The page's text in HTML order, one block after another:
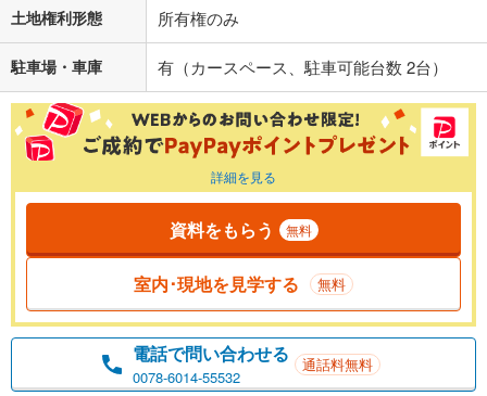
土地権利形態 所有権のみ
駐車場・車庫 有（カースペース、駐車可能台数 2台）
詳細を見る
資料をもらう 無料
室内･現地を見学する 無料
電話で問い合わせる
0078-6014-55532
通話料無料